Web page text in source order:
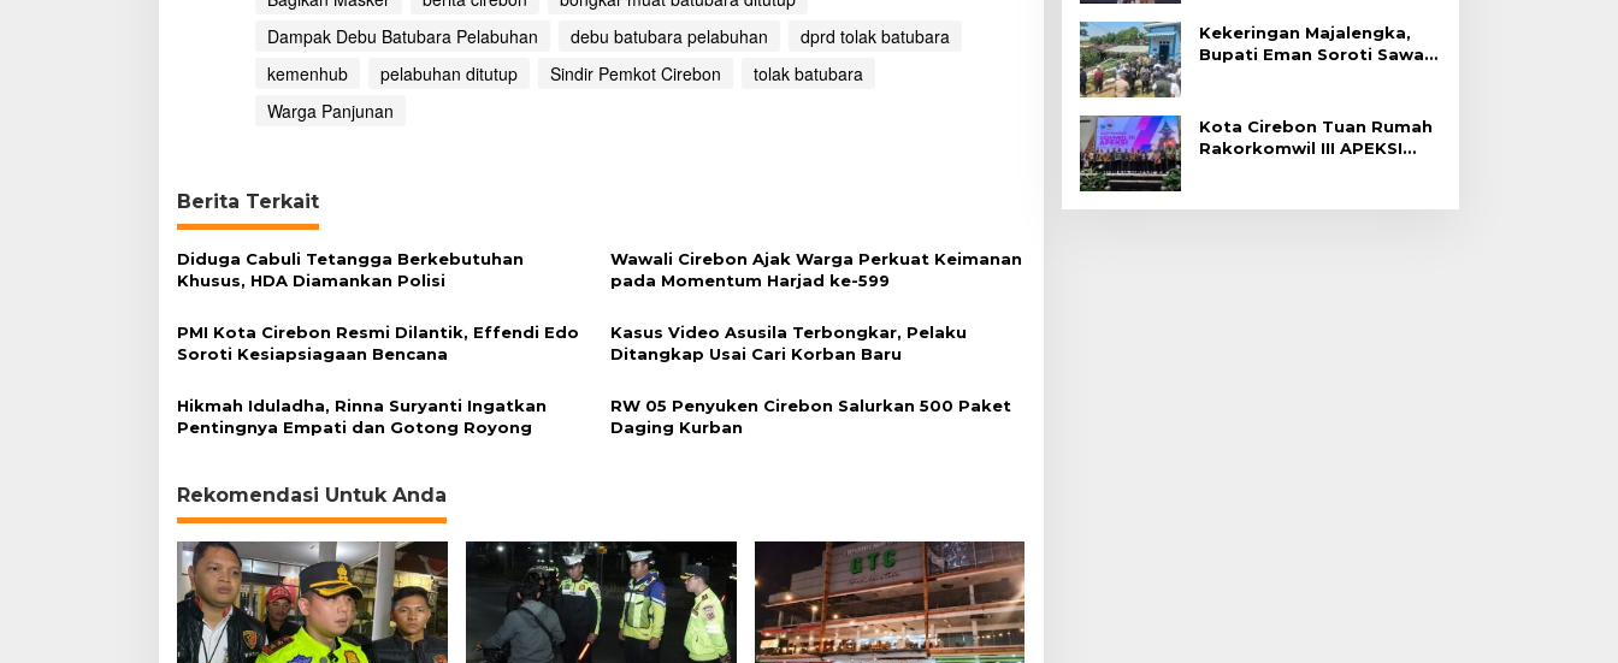
a
e
l
A
k
i
r
n
a
D
u
t
u
p
Dampak Debu Batubara Pelabuhan
debu batubara pelabuhan
dprd tolak batubara
kemenhub
pelabuhan ditutup Sindir Pemkot Cirebon
tolak batubara
Warga Panjunan
Berita Terkait
Diduga Cabuli Tetangga Berkebutuhan
Khusus, HDA Diamankan Polisi
Wawali Cirebon Ajak Warga Perkuat Keimanan
pada Momentum Harjad ke-599
PMI Kota Cirebon Resmi Dilantik, Effendi Edo
Soroti Kesiapsiagaan Bencana
Kasus Video Asusila Terbongkar, Pelaku
Ditangkap Usai Cari Korban Baru
Hikmah Iduladha, Rinna Suryanti Ingatkan
Pentingnya Empati dan Gotong Royong
RW 05 Penyuken Cirebon Salurkan 500 Paket
Daging Kurban
Rekomendasi Untuk Anda
Kekeringan Majalengka,
Bupati Eman Soroti Sawah
Kota Cirebon Tuan Rumah
Rakorkomwil III APEKSI